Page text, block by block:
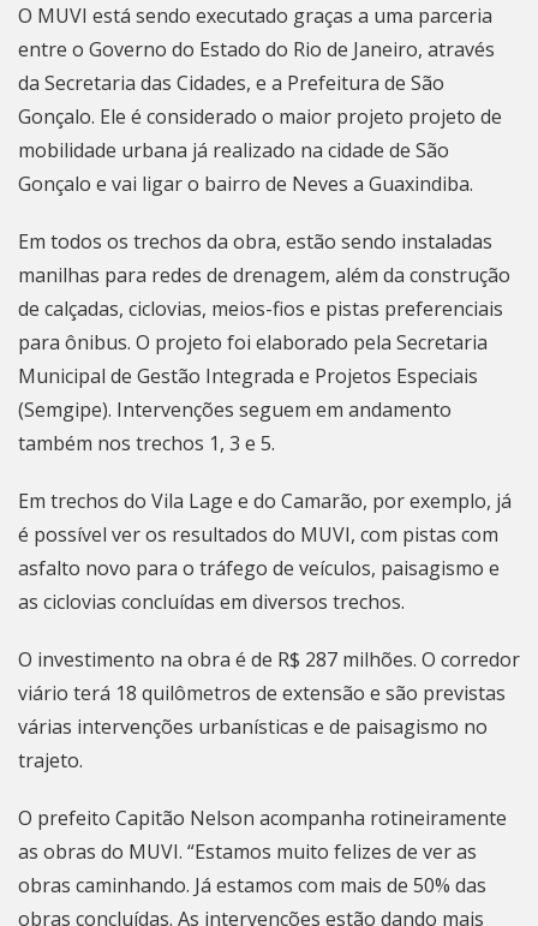
O MUVI está sendo executado graças a uma parceria
entre o Governo do Estado do Rio de Janeiro, através
da Secretaria das Cidades, e a Prefeitura de São
Gonçalo. Ele é considerado o maior projeto projeto de
mobilidade urbana já realizado na cidade de São
Gonçalo e vai ligar o bairro de Neves a Guaxindiba.
Em todos os trechos da obra, estão sendo instaladas
manilhas para redes de drenagem, além da construção
de calçadas, ciclovias, meios-fios e pistas preferenciais
para ônibus. O projeto foi elaborado pela Secretaria
Municipal de Gestão Integrada e Projetos Especiais
(Semgipe). Intervenções seguem em andamento
também nos trechos 1, 3 e 5.
Em trechos do Vila Lage e do Camarão, por exemplo, já
é possível ver os resultados do MUVI, com pistas com
asfalto novo para o tráfego de veículos, paisagismo e
as ciclovias concluídas em diversos trechos.
O investimento na obra é de R$ 287 milhões. O corredor
viário terá 18 quilômetros de extensão e são previstas
várias intervenções urbanísticas e de paisagismo no
trajeto.
O prefeito Capitão Nelson acompanha rotineiramente
as obras do MUVI. “Estamos muito felizes de ver as
obras caminhando. Já estamos com mais de 50% das
obras concluídas. As intervenções estão dando mais